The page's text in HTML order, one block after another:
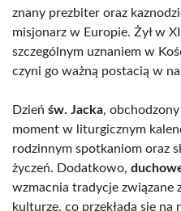
znany prezbiter oraz
misjonarz w Europie. Żył w
szczególnym uznaniem w
czyni go ważną postacią w
Dzień św. Jacka, obchodzony
moment w liturgicznym
rodzinnym spotkaniom oraz
życzeń. Dodatkowo,
wzmacnia tradycje związane
kulturze, co przekłada się